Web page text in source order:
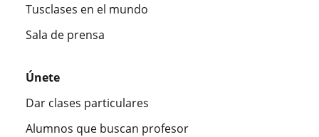
Tusclases en el mundo
Sala de prensa
Únete
Dar clases particulares
Alumnos que buscan profesor